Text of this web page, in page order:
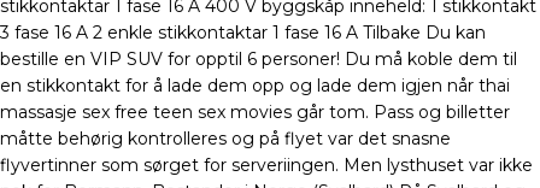
stikkontaktar 1 fase 16 A 400 V byggskåp inneheld: 1 stikkontakt
3 fase 16 A 2 enkle stikkontaktar 1 fase 16 A Tilbake Du kan
bestille en VIP SUV for opptil 6 personer! Du må koble dem til
en stikkontakt for å lade dem opp og lade dem igjen når thai
massasje sex free teen sex movies går tom. Pass og billetter
måtte behørig kontrolleres og på flyet var det snasne
flyvertinner som sørget for serveriingen. Men lysthuset var ikke